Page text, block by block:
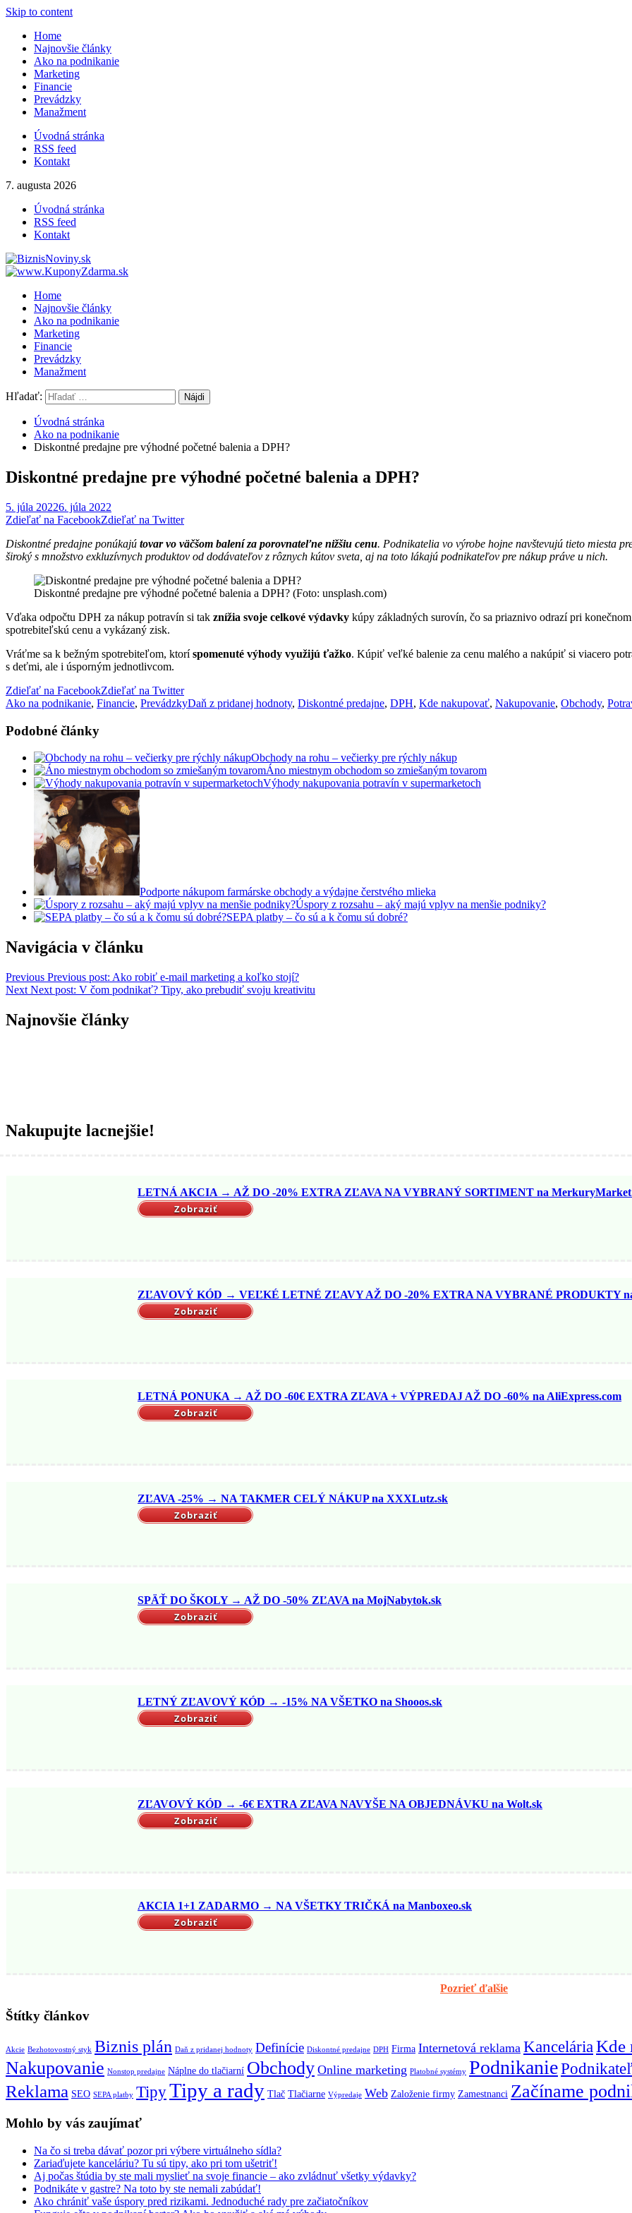
Skip to content
Home
Najnovšie články
Ako na podnikanie
Marketing
Financie
Prevádzky
Manažment
Úvodná stránka
RSS feed
Kontakt
7. augusta 2026
Úvodná stránka
RSS feed
Kontakt
Home
Najnovšie články
Ako na podnikanie
Marketing
Financie
Prevádzky
Manažment
Hľadať:
Úvodná stránka
Ako na podnikanie
Diskontné predajne pre výhodné početné balenia a DPH?
Diskontné predajne pre výhodné početné balenia a DPH?
5. júla 20226. júla 2022
Zdieľať na FacebookZdieľať na Twitter
Diskontné predajne ponúkajú tovar vo väčšom balení za porovnateľne nižšiu cenu. Podnikatelia vo výrobe hojne navštevujú tieto miesta
široký s množstvo exkluzívnych produktov od dodávateľov z rôznych kútov sveta, aj na toto lákajú podnikateľov pre nákup práve u nich.
Diskontné predajne pre výhodné početné balenia a DPH? (Foto: unsplash.com)
Vďaka odpočtu DPH za nákup potravín si tak znížia svoje celkové výdavky kúpy základných surovín, čo sa priaznivo odrazí pri
spotrebiteľskú cenu a vykázaný zisk.
Vráťme sa k bežným spotrebiteľom, ktoríspomenuté výhody využijú ťažko. Kúpiť veľké balenie za cenu malého a nakúpiť si viacero
s deťmi, ale i úsporným jednotlivcom.
Zdieľať na FacebookZdieľať na Twitter
Ako na podnikanie, Financie, PrevádzkyDaň z pridanej hodnoty, Diskontné predajne, DPH, Kde nakupovať, Nakupovanie, Obchody,
Podobné články
Obchody na rohu – večierky pre rýchly nákup
Áno miestnym obchodom so zmiešaným tovarom
Výhody nakupovania potravín v supermarketoch
Podporte nákupom farmárske obchody a výdajne čerstvého mlieka
Úspory z rozsahu – aký majú vplyv na menšie podniky?
SEPA platby – čo sú a k čomu sú dobré?
Navigácia v článku
Previous Previous post: Ako robiť e-mail marketing a koľko stojí?
Next Next post: V čom podnikať? Tipy, ako prebudiť svoju kreativitu
Najnovšie články
Nakupujte lacnejšie!
LETNÁ AKCIA → AŽ DO -20% EXTRA ZĽAVA NA VYBRANÝ SORTIMENT na
Zobraziť
ZĽAVOVÝ KÓD → VEĽKÉ LETNÉ ZĽAVY AŽ DO -20% EXTRA NA VYBRANÉ PRODUKTY
Zobraziť
LETNÁ PONUKA → AŽ DO -60€ EXTRA ZĽAVA + VÝPREDAJ AŽ DO -60% na AliExpress.com
Zobraziť
ZĽAVA -25% → NA TAKMER CELÝ NÁKUP na XXXLutz.sk
Zobraziť
SPÄŤ DO ŠKOLY → AŽ DO -50% ZĽAVA na MojNabytok.sk
Zobraziť
LETNÝ ZĽAVOVÝ KÓD → -15% NA VŠETKO na Shooos.sk
Zobraziť
ZĽAVOVÝ KÓD → -6€ EXTRA ZĽAVA NAVYŠE NA OBJEDNÁVKU na Wolt.sk
Zobraziť
AKCIA 1+1 ZADARMO → NA VŠETKY TRIČKÁ na Manboxeo.sk
Zobraziť
Pozrieť ďalšie
Štítky článkov
Akcie Bezhotovostný styk Biznis plán Daň z pridanej hodnoty Definície Diskontné predajne DPH Firma Internetová reklama KanceláriaKde
Nakupovanie Nonstop predajne Náplne do tlačiarní Obchody Online marketing Platobné systémy Podnikanie
Reklama SEO SEPA platby TipyTipy a rady Tlač Tlačiarne Výpredaje Web Založenie firmy Zamestnanci Začíname
Mohlo by vás zaujímať
Na čo si treba dávať pozor pri výbere virtuálneho sídla?
Zariaďujete kanceláriu? Tu sú tipy, ako pri tom ušetriť!
Aj počas štúdia by ste mali myslieť na svoje financie – ako zvládnuť všetky výdavky?
Podnikáte v gastre? Na toto by ste nemali zabúdať!
Ako chrániť vaše úspory pred rizikami. Jednoduché rady pre začiatočníkov